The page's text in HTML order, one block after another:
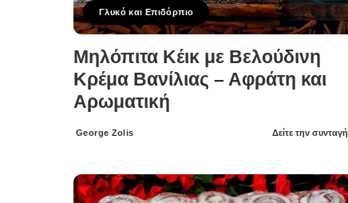
Γλυκό και Επιδόρπιο
Μηλόπιτα Κέικ με Βελούδινη
Κρέμα Βανίλιας – Αφράτη και
Αρωματική
Posted
George Zolis Δείτε την συνταγή